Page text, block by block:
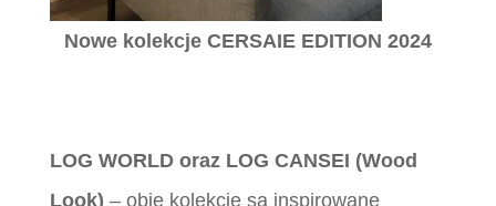
Nowe kolekcje CERSAIE EDITION 2024
LOG WORLD oraz LOG CANSEI (Wood
Look) – obie kolekcje są inspirowane